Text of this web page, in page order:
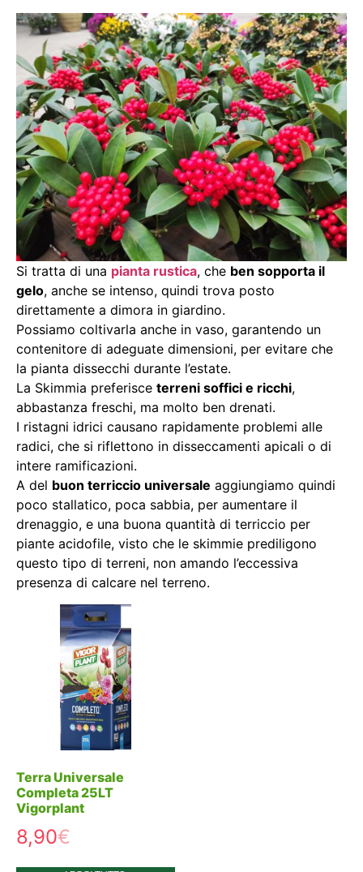
Si tratta di una pianta rustica, che ben sopporta il
gelo, anche se intenso, quindi trova posto
direttamente a dimora in giardino.
Possiamo coltivarla anche in vaso, garantendo un
contenitore di adeguate dimensioni, per evitare che
la pianta dissecchi durante l’estate.
La Skimmia preferisce terreni soffici e ricchi,
abbastanza freschi, ma molto ben drenati.
I ristagni idrici causano rapidamente problemi alle
radici, che si riflettono in disseccamenti apicali o di
intere ramificazioni.
A del buon terriccio universale aggiungiamo quindi
poco stallatico, poca sabbia, per aumentare il
drenaggio, e una buona quantità di terriccio per
piante acidofile, visto che le skimmie prediligono
questo tipo di terreni, non amando l’eccessiva
presenza di calcare nel terreno.
Terra Universale
Completa 25LT
Vigorplant
8,90€